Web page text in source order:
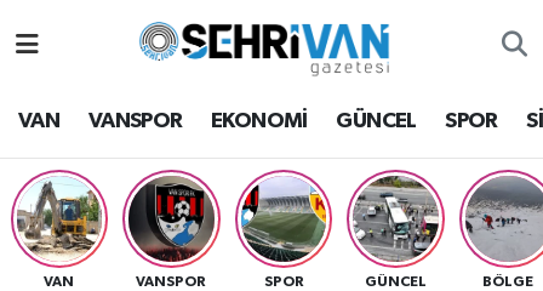
VAN VANSPOR EKONOMİ GÜNCEL SPOR
VAN VANSPOR SPOR GÜNCEL BÖLGE
Van Hava Durumu
VAN Namaz Vakitleri
Van Trafik Yoğunluk Haritası